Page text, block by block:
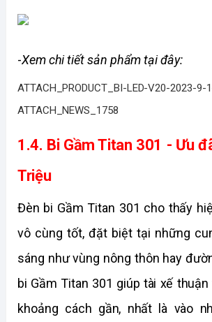
-Xem chi tiết sản phẩm tại đây:
ATTACH_PRODUCT_BI-LED-V20-2023-9-
ATTACH_NEWS_1758
1.4. Bi Gầm Titan 301 - Ưu
Triệu
Đèn bi Gầm Titan 301 cho thấy
vô cùng tốt, đặt biệt tại những
sáng như vùng nông thôn hay
bi Gầm Titan 301 giúp tài xế
khoảng cách gần, nhất là vào